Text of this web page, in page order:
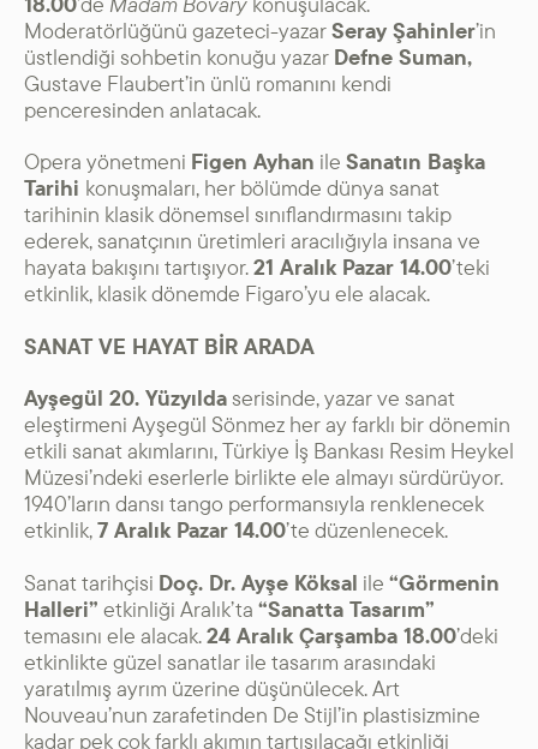
Moderatörlüğünü gazeteci-yazarSeray Şahinler’in
üstlendiği sohbetin konuğu yazar Defne Suman,
Gustave Flaubert’in ünlü romanını kendi
penceresinden anlatacak.
Opera yönetmeni Figen Ayhan ile Sanatın Başka
Tarihi konuşmaları, her bölümde dünya sanat
tarihinin klasik dönemsel sınıflandırmasını takip
ederek, sanatçının üretimleri aracılığıyla insana ve
hayata bakışını tartışıyor.21 Aralık Pazar 14.00’teki
etkinlik, klasik dönemde Figaro’yu ele alacak.
SANAT VE HAYAT BİR ARADA
Ayşegül 20. Yüzyıldaserisinde, yazar ve sanat
eleştirmeni Ayşegül Sönmez her ay farklı bir dönemin
etkili sanat akımlarını, Türkiye İş Bankası Resim Heykel
Müzesi’ndeki eserlerle birlikte ele almayı sürdürüyor.
1940’ların dansı tango performansıyla renklenecek
etkinlik,7 Aralık Pazar 14.00’te düzenlenecek.
Sanat tarihçisi Doç. Dr. Ayşe Köksal ile “Görmenin
Halleri” etkinliği Aralık’ta “Sanatta Tasarım”
temasını ele alacak.24 Aralık Çarşamba 18.00’deki
etkinlikte güzel sanatlar ile tasarım arasındaki
yaratılmış ayrım üzerine düşünülecek. Art
Nouveau’nun zarafetinden De Stijl’in plastisizmine
kadar pek çok farklı akımın tartışılacağı etkinliği